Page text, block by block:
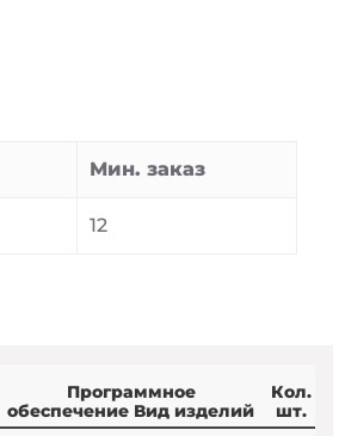
Мин. заказ
12
Программное
обеспечение Вид изделий
Кол.
шт.